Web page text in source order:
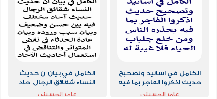
الكامل في اسانيد وتصحيح
حديث اذكروا الفاجر بما فيه
يحذره الناس
عامر الحسيني
الكامل في بيان ان حديث
النساء شقائق الرجال احاد
مختلف فيه بين حسن
عامر الحسيني